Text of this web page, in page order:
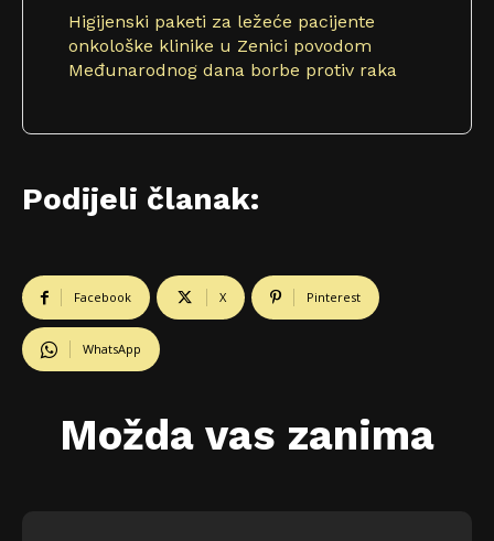
Higijenski paketi za ležeće pacijente
onkološke klinike u Zenici povodom
Međunarodnog dana borbe protiv raka
Podijeli članak:
Facebook X Pinterest
WhatsApp
Možda vas zanima